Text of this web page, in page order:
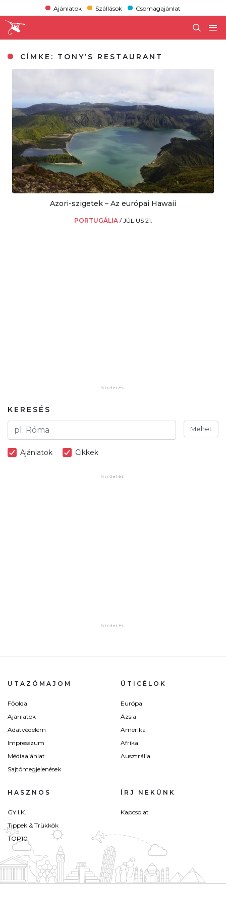
Ajánlatok Szállások Csomagajánlat
CÍMKE: TONY’S RESTAURANT
Azori-szigetek – Az európai Hawaii
PORTUGÁLIA /JÚLIUS 21.
KERESÉS
Mehet
Ajánlatok Cikkek
UTAZÓMAJOM
Főoldal
Ajánlatok
Adatvédelem
Impresszum
Médiaajánlat
Sajtómegjelenések
ÚTICÉLOK
Európa
Ázsia
Amerika
Afrika
Ausztrália
HASZNOS
GY.I.K.
Tippek & Trükkök
TOP10
ÍRJ NEKÜNK
Kapcsolat